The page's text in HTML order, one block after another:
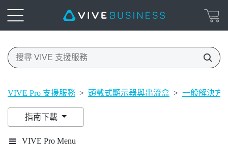
VIVE Pro 支援服務 > 頭戴式顯示器與串流盒 > 一般解決方
指南下載
VIVE Pro Menu